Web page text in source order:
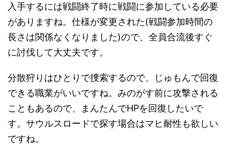
入手するには戦闘終了時に戦闘に参加している必要
がありますね。仕様が変更された(戦闘参加時間の
長さは関係なくなりました)ので、全員合流後すぐ
に討伐して大丈夫です。
分散狩りはひとりで捜索するので、じゅもんで回復
できる職業がいいですね。みのがす前に攻撃される
こともあるので、まんたんでHPを回復したいで
す。サウルスロードで探す場合はマヒ耐性も欲しい
ですね。